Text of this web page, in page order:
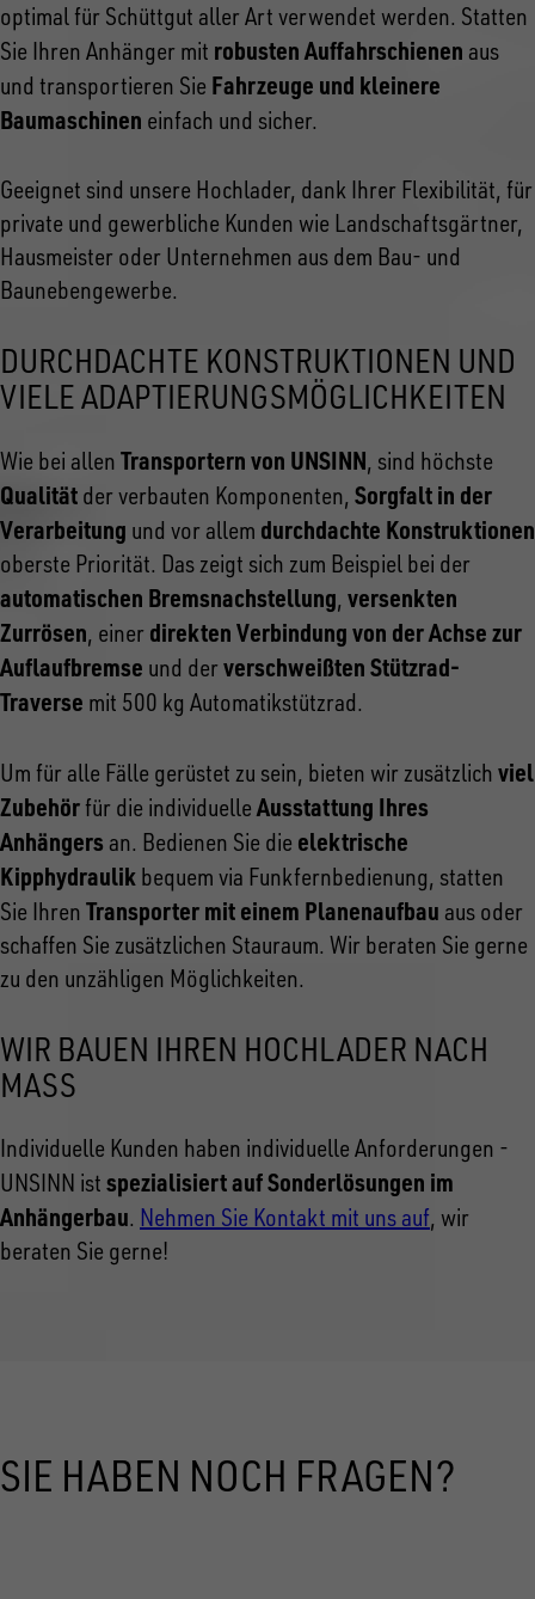
optimal für Schüttgut aller Art verwendet werden. Statten
Sie Ihren Anhänger mit robusten Auffahrschienen aus
und transportieren Sie Fahrzeuge und kleinere
Baumaschinen einfach und sicher.
Geeignet sind unsere Hochlader, dank Ihrer Flexibilität, für
private und gewerbliche Kunden wie Landschaftsgärtner,
Hausmeister oder Unternehmen aus dem Bau- und
Baunebengewerbe.
DURCHDACHTE KONSTRUKTIONEN UND
VIELE ADAPTIERUNGSMÖGLICHKEITEN
Wie bei allen Transportern von UNSINN, sind höchste
Qualität der verbauten Komponenten, Sorgfalt in der
Verarbeitung und vor allem durchdachte Konstruktionen
oberste Priorität. Das zeigt sich zum Beispiel bei der
automatischen Bremsnachstellung, versenkten
Zurrösen, einer direkten Verbindung von der Achse zur
Auflaufbremse und derverschweißten Stützrad-
Traverse mit 500 kg Automatikstützrad.
Um für alle Fälle gerüstet zu sein, bieten wir zusätzlich viel
Zubehör für die individuelleAusstattung Ihres
Anhängers an. Bedienen Sie die elektrische
Kipphydraulik bequem via Funkfernbedienung, statten
Sie Ihren Transporter mit einem Planenaufbau aus oder
schaffen Sie zusätzlichen Stauraum. Wir beraten Sie gerne
zu den unzähligen Möglichkeiten.
WIR BAUEN IHREN HOCHLADER NACH
MASS
Individuelle Kunden haben individuelle Anforderungen -
UNSINN ist spezialisiert auf Sonderlösungen im
Anhängerbau. Nehmen Sie Kontakt mit uns auf, wir
beraten Sie gerne!
SIE HABEN NOCH FRAGEN?